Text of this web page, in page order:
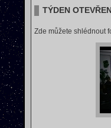
TÝDEN
Zde můžete shlédnout